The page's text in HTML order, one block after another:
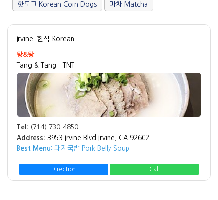
핫도그 Korean Corn Dogs 마차 Matcha
Irvine 한식 Korean
탕&탕
Tang & Tang - TNT
Tel: (714) 730-4850
Address: 3953 Irvine Blvd Irvine, CA 92602
Best Menu: 돼지국밥 Pork Belly Soup
Direction Call